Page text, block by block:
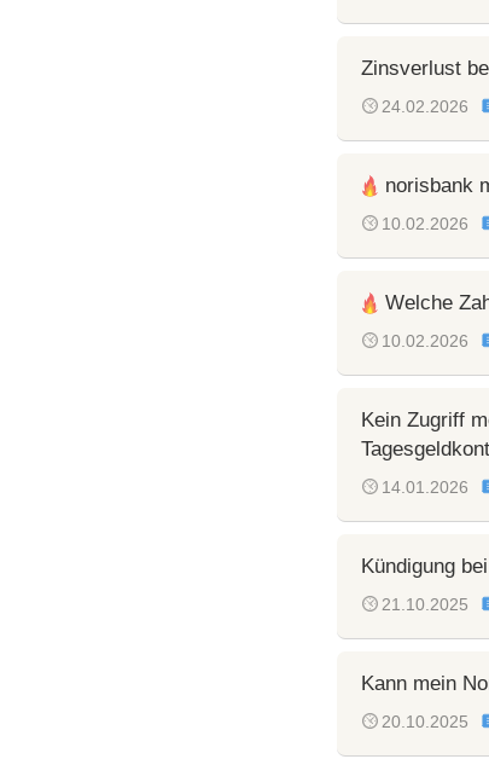
Zinsverlust
24.02.2026
norisbank
10.02.2026
Welche
10.02.2026
Kein Zugriff
14.01.2026
Kündigung
21.10.2025
Kann mein
20.10.2025